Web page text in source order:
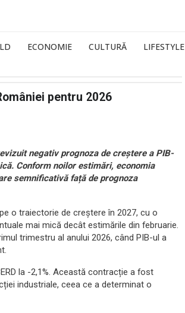
ECONOMIE CULTURĂ LIFESTYLE
pentru 2026
negativ prognoza de creștere a PIB-
Conform noilor estimări, economia
semnificativă față de prognoza
o traiectorie de creștere în 2027, cu o
mai mică decât estimările din februarie.
trimestru al anului 2026, când PIB-ul a
la -2,1%. Această contracție a fost
industriale, ceea ce a determinat o